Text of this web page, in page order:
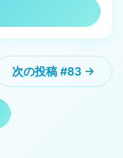
次の投稿 #83 →